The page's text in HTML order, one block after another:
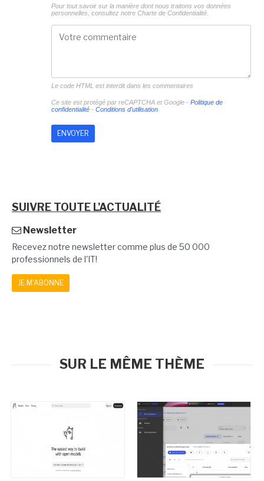
Pour tout savoir sur la manière dont nous traitons vos données
personnelles, consultez notre Charte de Confidentialité.
Le code HTML est interdit dans les commentaires
Ce site est protégé par reCAPTCHA et Google - Politique de
confidentialité- Conditions d'utilisation
SUIVRE TOUTE L'ACTUALITÉ
Newsletter
Recevez notre newsletter comme plus de 50 000
professionnels de l'IT!
JE M'ABONNE
SUR LE MÊME THÈME